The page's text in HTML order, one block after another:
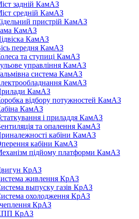
задній КамАЗ
средній КамАЗ
пристрій КамАЗ
КамАЗ
КамАЗ
передня КамАЗ
та ступиці КамАЗ
управління КамАЗ
система КамАЗ
КамАЗ
КамАЗ
відбору потужностей КамАЗ
КамАЗ
і приладдя КамАЗ
та опалення КамАЗ
кабіни КамАЗ
кабіни КамАЗ
підйому платформи КамАЗ
КрАЗ
живлення КрАЗ
выпуску газів КрАЗ
охолодження КрАЗ
КрАЗ
КрАЗ